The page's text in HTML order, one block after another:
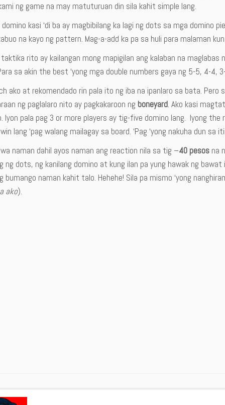
ng game na may matuturuan din sila kahit simple lang.
domino kasi ‘di ba ay magbibilang ka lagi ng dots sa mga domino
na kayo ng pattern. Mag-a-add ka pa sa huli para malaman
rito ay kailangan mong mapigilan ang kalaban na maglabas
sa akin the best ‘yong mga double numbers gaya ng 5-5, 4-
ako at rekomendado rin pala ito ng iba na ipanlaro sa bata.
ng paglalaro nito ay pagkakaroon ng boneyard. Ako kasi
Iyon pala pag 3 or more players ay tig-five domino lang. Iyong
lang ‘pag walang mailagay sa board. ‘Pag ‘yong nakuha dun sa
naman dahil ayos naman ang reaction nila sa tig –40 pesos na
ng dots, ng kanilang domino at kung ilan pa yung hawak ng
bumango naman kahit talo. Hehehe! Sila pa mismo ‘yong
ako).